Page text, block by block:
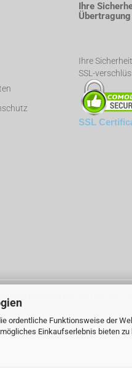
ordentliche Funktionsweise der
Einkaufserlebnis bieten zu
Ihre
Übertragung
Ihre Sicherheit
SSL-
SSL